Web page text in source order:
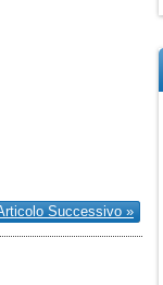
Successivo »